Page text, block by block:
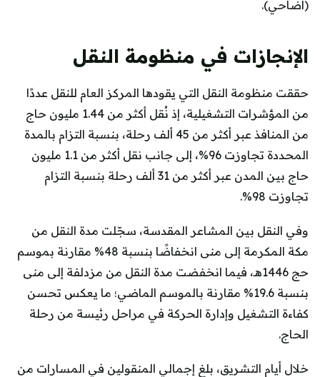
(أضاحي).
الإنجازات في منظومة النقل
حققت منظومة النقل التي يقودها المركز العام للنقل عددًا
من المؤشرات التشغيلية، إذ نُقل أكثر من 1.44 مليون حاج
من المنافذ عبر أكثر من 45 ألف رحلة، بنسبة التزام بالمدة
المحددة تجاوزت 96%، إلى جانب نقل أكثر من 1.1 مليون
حاج بين المدن عبر أكثر من 31 ألف رحلة بنسبة التزام
تجاوزت 98%.
وفي النقل بين المشاعر المقدسة، سجّلت مدة النقل من
مكة المكرمة إلى منى انخفاضًا بنسبة 48% مقارنة بموسم
حج 1446هـ، فيما انخفضت مدة النقل من مزدلفة إلى منى
بنسبة 19.6% مقارنة بالموسم الماضي؛ ما يعكس تحسن
كفاءة التشغيل وإدارة الحركة في مراحل رئيسة من رحلة
الحاج.
خلال أيام التشريق، بلغ إجمالي المنقولين في المسارات من